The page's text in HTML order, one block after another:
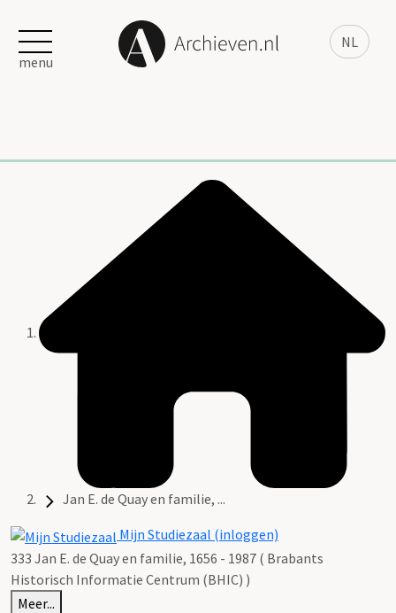
NL
menu
Jan E. de Quay en familie, ...
Mijn Studiezaal (inloggen)
333 Jan E. de Quay en familie, 1656 - 1987 ( Brabants
Historisch Informatie Centrum (BHIC) )
Meer...